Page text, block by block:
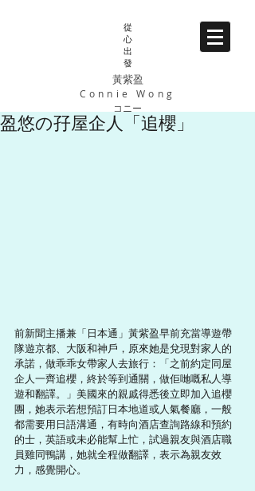
從
心
出
發
黃紫盈
Connie Wong
コニー
盈悠の孖屋企人「追櫻」
前新聞主播兼「日本通」黃紫盈早前充當導遊帶
隊遊京都、大阪和神戶，原來她是兌現對家人的
承諾，做乖乖女帶家人去旅行：「之前約定同屋
企人一齊追櫻，終於等到通關，做佢哋嘅私人導
遊和翻譯。」美國來的親戚得悉後立即加入追櫻
團，她表示若想預訂日本地道或人氣餐廳，一般
都需要用日語溝通，有時向酒店查詢路線和預約
的士，英語或未必能幫上忙，試過親友與酒店職
員雞同鴨講，她就全程做翻譯，表示為親友效
力，感覺開心。